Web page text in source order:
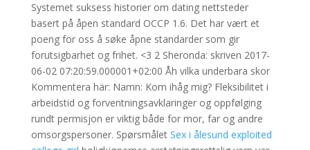
Systemet suksess historier om dating nettsteder
basert på åpen standard OCCP 1.6. Det har vært et
poeng for oss å søke åpne standarder som gir
forutsigbarhet og frihet. <3 2 Sheronda: skriven 2017-
06-02 07:20:59.000001+02:00 Åh vilka underbara skor
Kommentera här: Namn: Kom ihåg mig? Fleksibilitet i
arbeidstid og forventningsavklaringer og oppfølging
rundt permisjon er viktig både for mor, far og andre
omsorgspersoner. Spørsmålet Sex i ålesund exploited